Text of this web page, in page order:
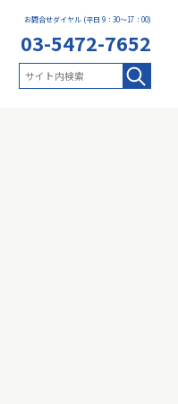
お問合せダイヤル (平日 9：30～17：00)
03-5472-7652